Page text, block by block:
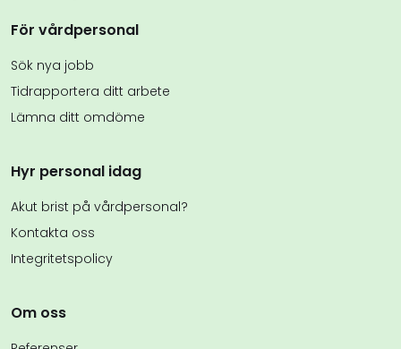
För vårdpersonal
Sök nya jobb
Tidrapportera ditt arbete
Lämna ditt omdöme
Hyr personal idag
Akut brist på vårdpersonal?
Kontakta oss
Integritetspolicy
Om oss